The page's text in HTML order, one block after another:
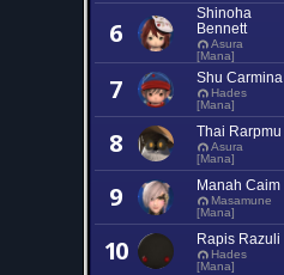
6
Shinoha
Bennett
Asura
[Mana]
7 Shu Carmina
Hades
[Mana]
8 Thai Rarpmu
Asura
[Mana]
9 Manah Caim
Masamune
[Mana]
10 Rapis Razuli
Hades
[Mana]